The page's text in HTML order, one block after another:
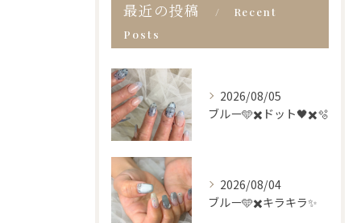
最近の投稿
Recent
Posts
2026/08/05
ブルー🩵✖️ドット🖤✖️🫧
2026/08/04
ブルー🩵✖️キラキラ✨